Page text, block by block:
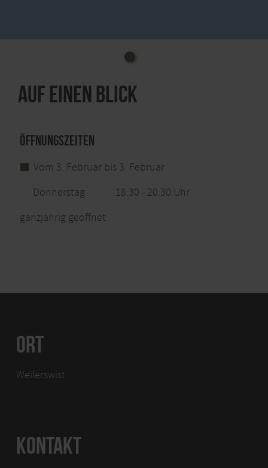
Auf einen Blick
Öffnungszeiten
Vom 3. Februar bis 3. Februar
Donnerstag
18:30 - 20:30 Uhr
ganzjährig geöffnet
ORT
Weilerswist
KONTAKT